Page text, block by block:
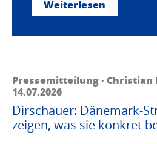
Weiterlesen
Pressemitteilung · Christian
14.07.2026
Dirschauer: Dänemark-
zeigen, was sie konkret